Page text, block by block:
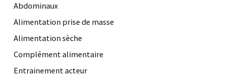
Abdominaux
Alimentation prise de masse
Alimentation sèche
Complément alimentaire
Entrainement acteur